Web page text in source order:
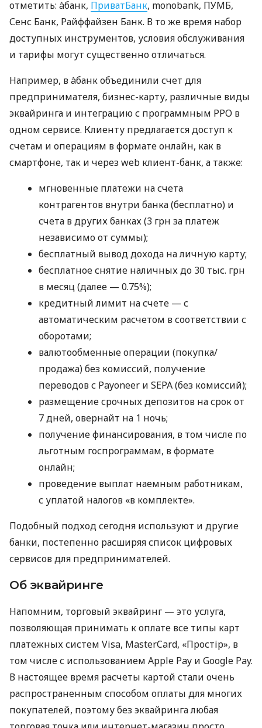
отметить: àбанк, ПриватБанк, monobank, ПУМБ,
Сенс Банк, Райффайзен Банк. В то же время набор
доступных инструментов, условия обслуживания
и тарифы могут существенно отличаться.
Например, в àбанк объединили счет для
предпринимателя, бизнес-карту, различные виды
эквайринга и интеграцию с программным РРО в
одном сервисе. Клиенту предлагается доступ к
счетам и операциям в формате онлайн, как в
смартфоне, так и через web клиент-банк, а также:
мгновенные платежи на счета
контрагентов внутри банка (бесплатно) и
счета в других банках (3 грн за платеж
независимо от суммы);
бесплатный вывод дохода на личную карту;
бесплатное снятие наличных до 30 тыс. грн
в месяц (далее — 0.75%);
кредитный лимит на счете — с
автоматическим расчетом в соответствии с
оборотами;
валютообменные операции (покупка/
продажа) без комиссий, получение
переводов с Payoneer и SEPA (без комиссий);
размещение срочных депозитов на срок от
7 дней, овернайт на 1 ночь;
получение финансирования, в том числе по
льготным госпрограммам, в формате
онлайн;
проведение выплат наемным работникам,
с уплатой налогов «в комплекте».
Подобный подход сегодня используют и другие
банки, постепенно расширяя список цифровых
сервисов для предпринимателей.
Об эквайринге
Напомним, торговый эквайринг — это услуга,
позволяющая принимать к оплате все типы карт
платежных систем Visa, MasterCard, «Простір», в
том числе с использованием Apple Pay и Google Pay.
В настоящее время расчеты картой стали очень
распространенным способом оплаты для многих
покупателей, поэтому без эквайринга любая